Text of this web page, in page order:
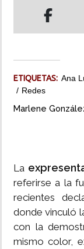
ETIQUETAS: Ana
Redes
Marlene
La
referirse a la
recientes
donde vinculó
con la
mismo color,